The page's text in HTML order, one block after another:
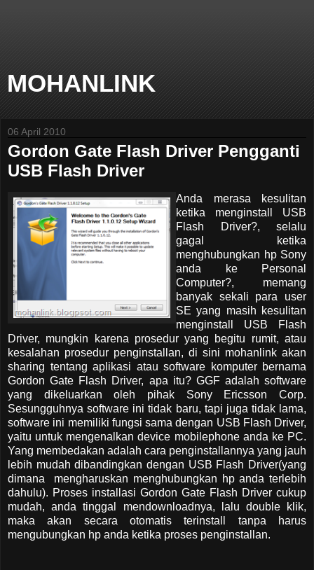
MOHANLINK
06 April 2010
Gordon Gate Flash Driver Pengganti
USB Flash Driver
Anda merasa kesulitan
ketika menginstall USB
Flash Driver?, selalu
gagal ketika
menghubungkan hp Sony
anda ke Personal
Computer?, memang
banyak sekali para user
SE yang masih kesulitan
menginstall USB Flash
Driver, mungkin karena prosedur yang begitu rumit, atau
kesalahan prosedur penginstallan, di sini mohanlink akan
sharing tentang aplikasi atau software komputer bernama
Gordon Gate Flash Driver, apa itu? GGF adalah software
yang dikeluarkan oleh pihak Sony Ericsson Corp.
Sesungguhnya software ini tidak baru, tapi juga tidak lama,
software ini memiliki fungsi sama dengan USB Flash Driver,
yaitu untuk mengenalkan device mobilephone anda ke PC.
Yang membedakan adalah cara penginstallannya yang jauh
lebih mudah dibandingkan dengan USB Flash Driver(yang
dimana mengharuskan menghubungkan hp anda terlebih
dahulu). Proses installasi Gordon Gate Flash Driver cukup
mudah, anda tinggal mendownloadnya, lalu double klik,
maka akan secara otomatis terinstall tanpa harus
mengubungkan hp anda ketika proses penginstallan.